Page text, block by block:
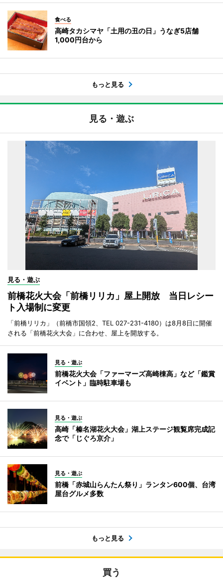
食べる
高崎タカシマヤ「土用の丑の日」うなぎ5店舗
1,000円台から
もっと見る
見る・遊ぶ
見る・遊ぶ
前橋花火大会「前橋リリカ」屋上開放 当日レシー
ト入場制に変更
「前橋リリカ」（前橋市国領2、TEL 027-231-4180）は8月8日に開催
される「前橋花火大会」に合わせ、屋上を開放する。
見る・遊ぶ
前橋花火大会「ファーマーズ高崎棟高」など「鑑賞
イベント」臨時駐車場も
見る・遊ぶ
高崎「榛名湖花火大会」湖上ステージ観覧席完成記
念で「じぐろ京介」
見る・遊ぶ
前橋「赤城山らんたん祭り」ランタン600個、台湾
屋台グルメ多数
もっと見る
買う